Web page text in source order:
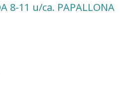
8-11 u/ca. PAPALLONA